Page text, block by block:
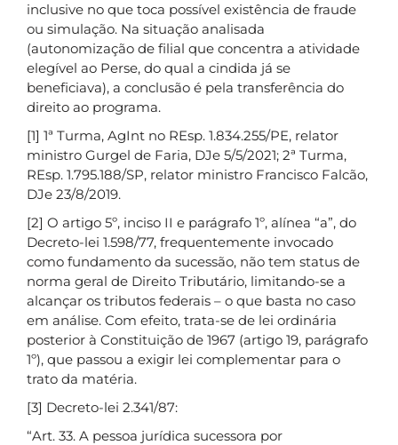
inclusive no que toca possível existência de fraude
ou simulação. Na situação analisada
(autonomização de filial que concentra a atividade
elegível ao Perse, do qual a cindida já se
beneficiava), a conclusão é pela transferência do
direito ao programa.
[1] 1ª Turma, AgInt no REsp. 1.834.255/PE, relator
ministro Gurgel de Faria, DJe 5/5/2021; 2ª Turma,
REsp. 1.795.188/SP, relator ministro Francisco Falcão,
DJe 23/8/2019.
[2] O artigo 5º, inciso II e parágrafo 1º, alínea “a”, do
Decreto-lei 1.598/77, frequentemente invocado
como fundamento da sucessão, não tem status de
norma geral de Direito Tributário, limitando-se a
alcançar os tributos federais – o que basta no caso
em análise. Com efeito, trata-se de lei ordinária
posterior à Constituição de 1967 (artigo 19, parágrafo
1º), que passou a exigir lei complementar para o
trato da matéria.
[3] Decreto-lei 2.341/87:
“Art. 33. A pessoa jurídica sucessora por